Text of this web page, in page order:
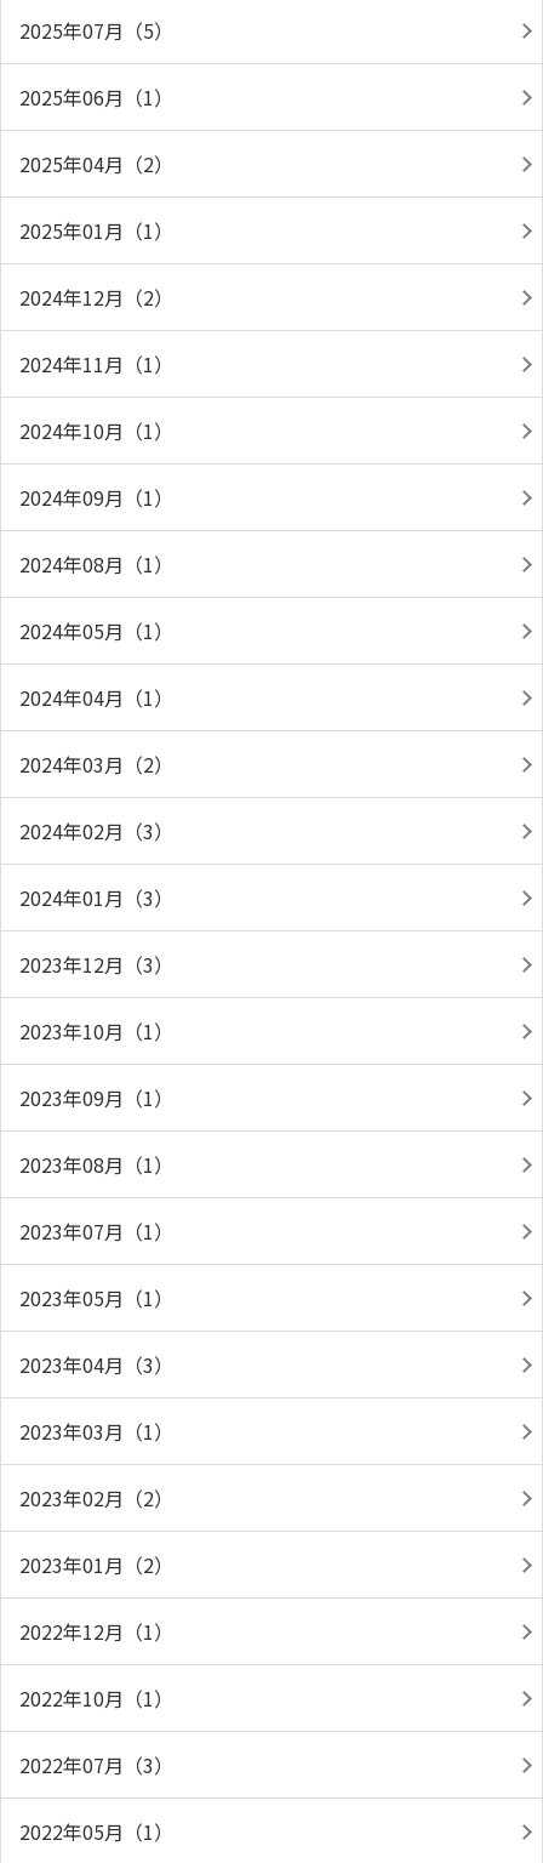
2025年07月（5）
2025年06月（1）
2025年04月（2）
2025年01月（1）
2024年12月（2）
2024年11月（1）
2024年10月（1）
2024年09月（1）
2024年08月（1）
2024年05月（1）
2024年04月（1）
2024年03月（2）
2024年02月（3）
2024年01月（3）
2023年12月（3）
2023年10月（1）
2023年09月（1）
2023年08月（1）
2023年07月（1）
2023年05月（1）
2023年04月（3）
2023年03月（1）
2023年02月（2）
2023年01月（2）
2022年12月（1）
2022年10月（1）
2022年07月（3）
2022年05月（1）